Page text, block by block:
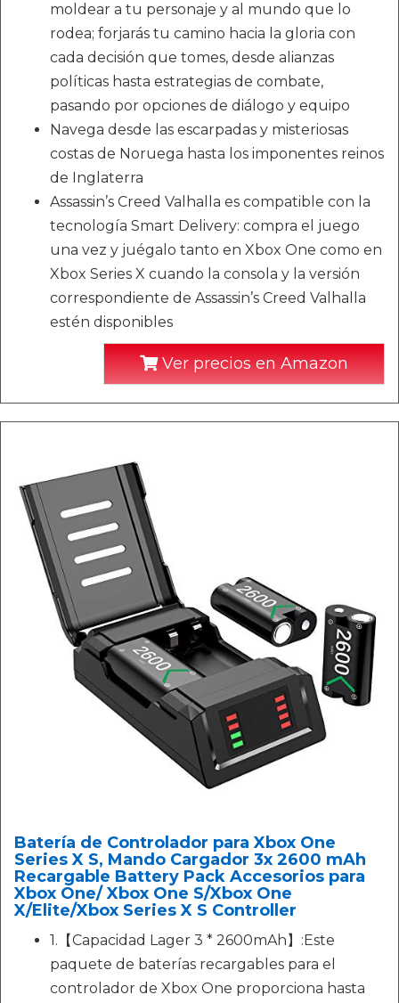
moldear a tu personaje y al mundo que lo
rodea; forjarás tu camino hacia la gloria con
cada decisión que tomes, desde alianzas
políticas hasta estrategias de combate,
pasando por opciones de diálogo y equipo
Navega desde las escarpadas y misteriosas
costas de Noruega hasta los imponentes reinos
de Inglaterra
Assassin’s Creed Valhalla es compatible con la
tecnología Smart Delivery: compra el juego
una vez y juégalo tanto en Xbox One como en
Xbox Series X cuando la consola y la versión
correspondiente de Assassin’s Creed Valhalla
estén disponibles
Ver precios en Amazon
Batería de Controlador para Xbox One
Series X S, Mando Cargador 3x 2600 mAh
Recargable Battery Pack Accesorios para
Xbox One/ Xbox One S/Xbox One
X/Elite/Xbox Series X S Controller
1.【Capacidad Lager 3 * 2600mAh】:Este
paquete de baterías recargables para el
controlador de Xbox One proporciona hasta